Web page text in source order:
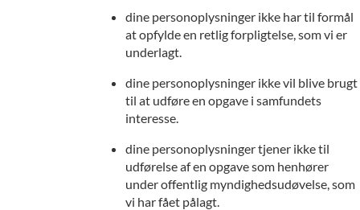
dine personoplysninger ikke har til formål
at opfylde en retlig forpligtelse, som vi er
underlagt.
dine personoplysninger ikke vil blive brugt
til at udføre en opgave i samfundets
interesse.
dine personoplysninger tjener ikke til
udførelse af en opgave som henhører
under offentlig myndighedsudøvelse, som
vi har fået pålagt.